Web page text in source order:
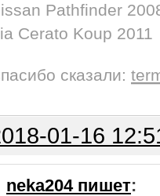
Pathfinder
Cerato Koup 2011
сказали:
01-16
neka204 пишет: